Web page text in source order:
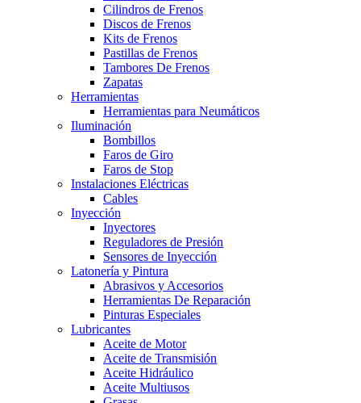
Cilindros de Frenos
Discos de Frenos
Kits de Frenos
Pastillas de Frenos
Tambores De Frenos
Zapatas
Herramientas
Herramientas para Neumáticos
Iluminación
Bombillos
Faros de Giro
Faros de Stop
Instalaciones Eléctricas
Cables
Inyección
Inyectores
Reguladores de Presión
Sensores de Inyección
Latonería y Pintura
Abrasivos y Accesorios
Herramientas De Reparación
Pinturas Especiales
Lubricantes
Aceite de Motor
Aceite de Transmisión
Aceite Hidráulico
Aceite Multiusos